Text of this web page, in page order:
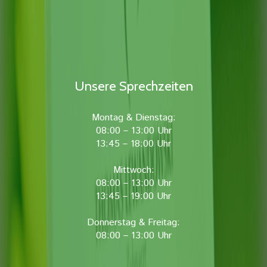
Unsere Sprechzeiten
Montag & Dienstag:
08:00 – 13:00 Uhr
13:45 – 18:00 Uhr
Mittwoch:
08:00 – 13:00 Uhr
13:45 – 19:00 Uhr
Donnerstag & Freitag:
08:00 – 13:00 Uhr